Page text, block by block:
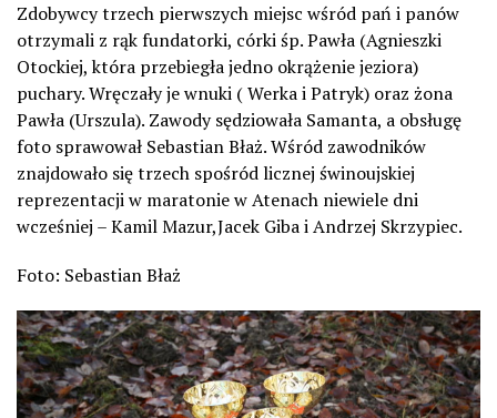
Zdobywcy trzech pierwszych miejsc wśród pań i panów
otrzymali z rąk fundatorki, córki śp. Pawła (Agnieszki
Otockiej, która przebiegła jedno okrążenie jeziora)
puchary. Wręczały je wnuki ( Werka i Patryk) oraz żona
Pawła (Urszula). Zawody sędziowała Samanta, a obsługę
foto sprawował Sebastian Błaż. Wśród zawodników
znajdowało się trzech spośród licznej świnoujskiej
reprezentacji w maratonie w Atenach niewiele dni
wcześniej – Kamil Mazur,Jacek Giba i Andrzej Skrzypiec.
Foto: Sebastian Błaż